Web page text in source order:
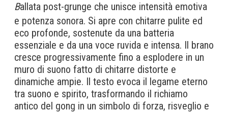
Ballata post-grunge che unisce intensità emotiva
e potenza sonora. Si apre con chitarre pulite ed
eco profonde, sostenute da una batteria
essenziale e da una voce ruvida e intensa. Il brano
cresce progressivamente fino a esplodere in un
muro di suono fatto di chitarre distorte e
dinamiche ampie. Il testo evoca il legame eterno
tra suono e spirito, trasformando il richiamo
antico del gong in un simbolo di forza, risveglio e